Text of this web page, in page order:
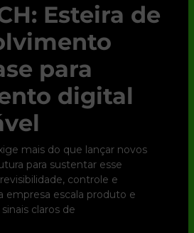
Esteira de
para
digital
mais do que lançar novos
para sustentar esse
controle e
empresa escala produto e
claros de